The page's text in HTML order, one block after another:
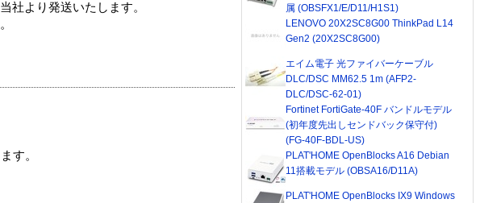
社より発送いたします。
す。
属 (OBSFX1/E/D11/H1S1)
LENOVO 20X2SC8G00 ThinkPad L14
Gen2 (20X2SC8G00)
エイム電子 光ファイバーケーブル
DLC/DSC MM62.5 1m (AFP2-
DLC/DSC-62-01)
Fortinet FortiGate-40F バンドルモデル
(初年度先出しセンドバック保守付)
(FG-40F-BDL-US)
PLAT'HOME OpenBlocks A16 Debian
11搭載モデル (OBSA16/D11A)
PLAT'HOME OpenBlocks IX9 Windows